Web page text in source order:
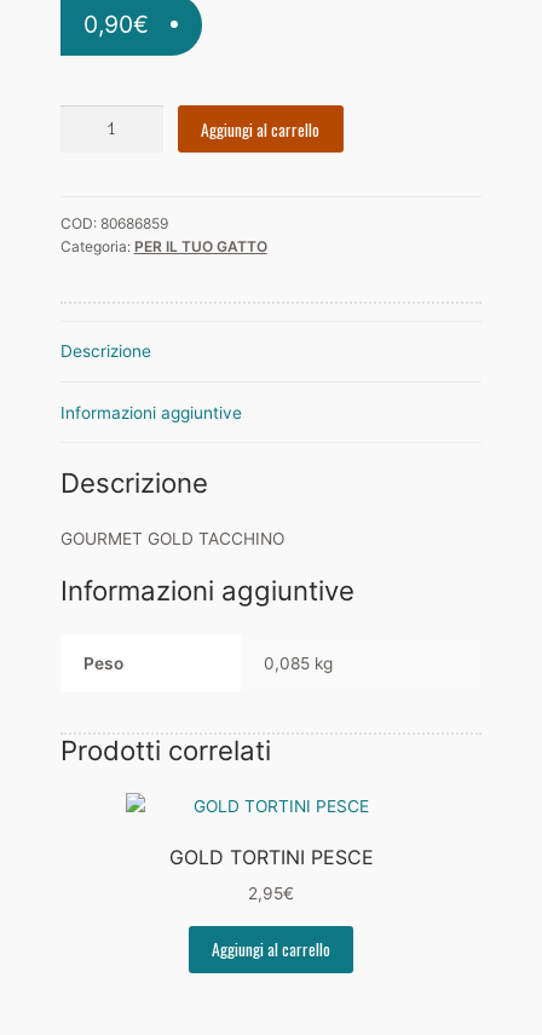
I nostri amici
Il mio account
Negozio
0,90€
GOURMET
Aggiungi al carrello
COD: 80686859
Categoria: PER IL TUO GATTO
Descrizione
Informazioni aggiuntive
Descrizione
GOURMET GOLD TACCHINO
Informazioni aggiuntive
Peso 0,085 kg
Prodotti correlati
GOLD TORTINI PESCE
2,95€
Aggiungi al carrello